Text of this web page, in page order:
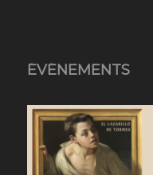
ÉVÉNEMENTS